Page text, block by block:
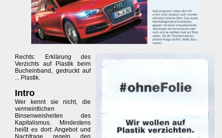
Rechts: Erklärung des
Verzichts auf Plastik beim
Bucheinband, gedruckt auf
... Plastik.
Intro
Wer kennt sie nicht, die
vermeintlichen
Binsenweisheiten des
Kapitalismus. Mindestens
heißt es dort: Angebot und
Nachfrage regeln den